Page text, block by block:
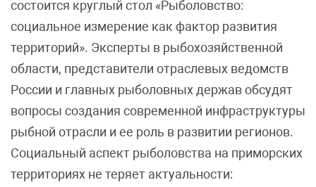
состоится круглый стол «Рыболовство:
социальное измерение как фактор развития
территорий». Эксперты в рыбохозяйственной
области, представители отраслевых ведомств
России и главных рыболовных держав обсудят
вопросы создания современной инфраструктуры
рыбной отрасли и ее роль в развитии регионов.
Социальный аспект рыболовства на приморских
территориях не теряет актуальности: